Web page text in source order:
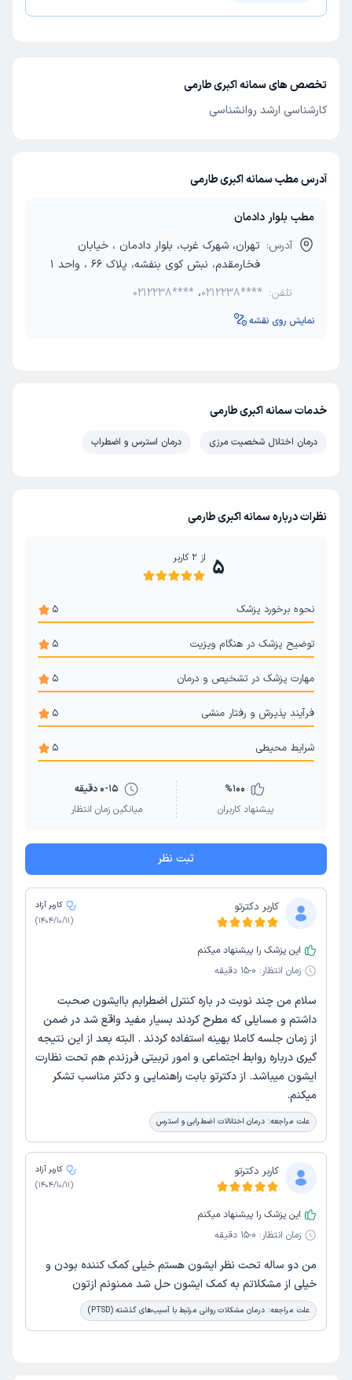
تخصص های سمانه اکبری طارمی
کارشناسی ارشد روانشناسی
آدرس مطب سمانه اکبری طارمی
مطب بلوار دادمان
آدرس: تهران، شهرک غرب، بلوار دادمان ، خیابان
فخارمقدم، نبش کوی بنفشه، پلاک 66 ، واحد 1
تلفن:
0212238**** ،0212238****
نمایش روی نقشه
خدمات سمانه اکبری طارمی
درمان اختلال شخصیت مرزی درمان استرس و اضطراب
نظرات درباره سمانه اکبری طارمی
5 از 2 کاربر
نحوه برخورد پزشک 5
توضیح پزشک در هنگام ویزیت 5
مهارت پزشک در تشخیص و درمان 5
فرآیند پذیرش و رفتار منشی 5
شرایط محیطی 5
%100
پیشنهاد کاربران
0-15 دقیقه
میانگین زمان انتظار
ثبت نظر
کاربر دکترتو
کاربر آزاد
(
1404/10/11
)
این پزشک را پیشنهاد میکنم
زمان انتظار: 0-15 دقیقه
سلام من چند نوبت در باره کنترل اضطرابم باایشون صحبت
داشتم و مسایلی که مطرح کردند بسیار مفید واقع شد در ضمن
از زمان جلسه کاملا بهینه استفاده کردند . البته بعد از این نتیجه
گیری درباره روابط اجتماعی و امور تربیتی فرزندم هم تحت نظارت
ایشون میباشد. از دکترتو بابت راهنمایی و دکتر مناسب تشکر
میکنم.
علت مراجعه: درمان اختلالات اضطرابی و استرس
کاربر دکترتو
کاربر آزاد
(
1404/10/11
)
این پزشک را پیشنهاد میکنم
زمان انتظار: 0-15 دقیقه
من دو ساله تحت نظر ایشون هستم خیلی کمک کننده بودن و
خیلی از مشکلاتم به کمک ایشون حل شد ممنونم ازتون
علت مراجعه: درمان مشکلات روانی مرتبط با آسیب‌های گذشته (PTSD)